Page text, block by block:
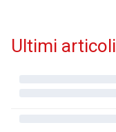
Ultimi articoli